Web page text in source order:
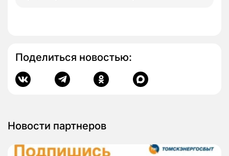
Поделиться новостью:
Новости партнеров